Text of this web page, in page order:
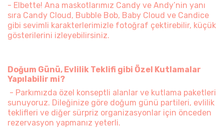
- Elbette! Ana maskotlarımız Candy ve Andy’nin yanı
sıra Candy Cloud, Bubble Bob, Baby Cloud ve Candice
gibi sevimli karakterlerimizle fotoğraf çektirebilir, küçük
gösterilerini izleyebilirsiniz.
Doğum Günü, Evlilik Teklifi gibi Özel Kutlamalar
Yapılabilir mi?
- Parkımızda özel konseptli alanlar ve kutlama paketleri
sunuyoruz. Dileğinize göre doğum günü partileri, evlilik
teklifleri ve diğer sürpriz organizasyonlar için önceden
rezervasyon yapmanız yeterli.